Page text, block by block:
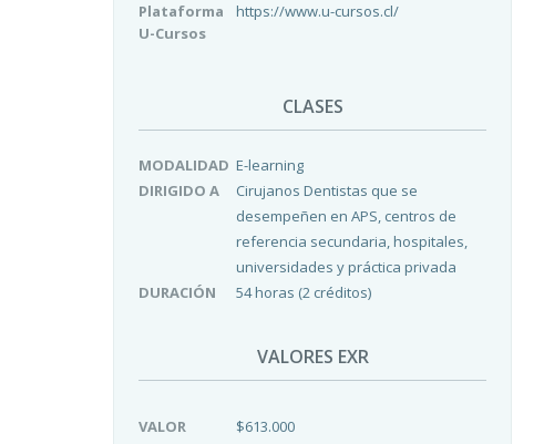
Plataforma
U-Cursos
https://www.u-cursos.cl/
CLASES
MODALIDAD E-learning
DIRIGIDO A
Cirujanos Dentistas que se
desempeñen en APS, centros de
referencia secundaria, hospitales,
universidades y práctica privada
DURACIÓN
54 horas (2 créditos)
VALORES EXR
VALOR $613.000